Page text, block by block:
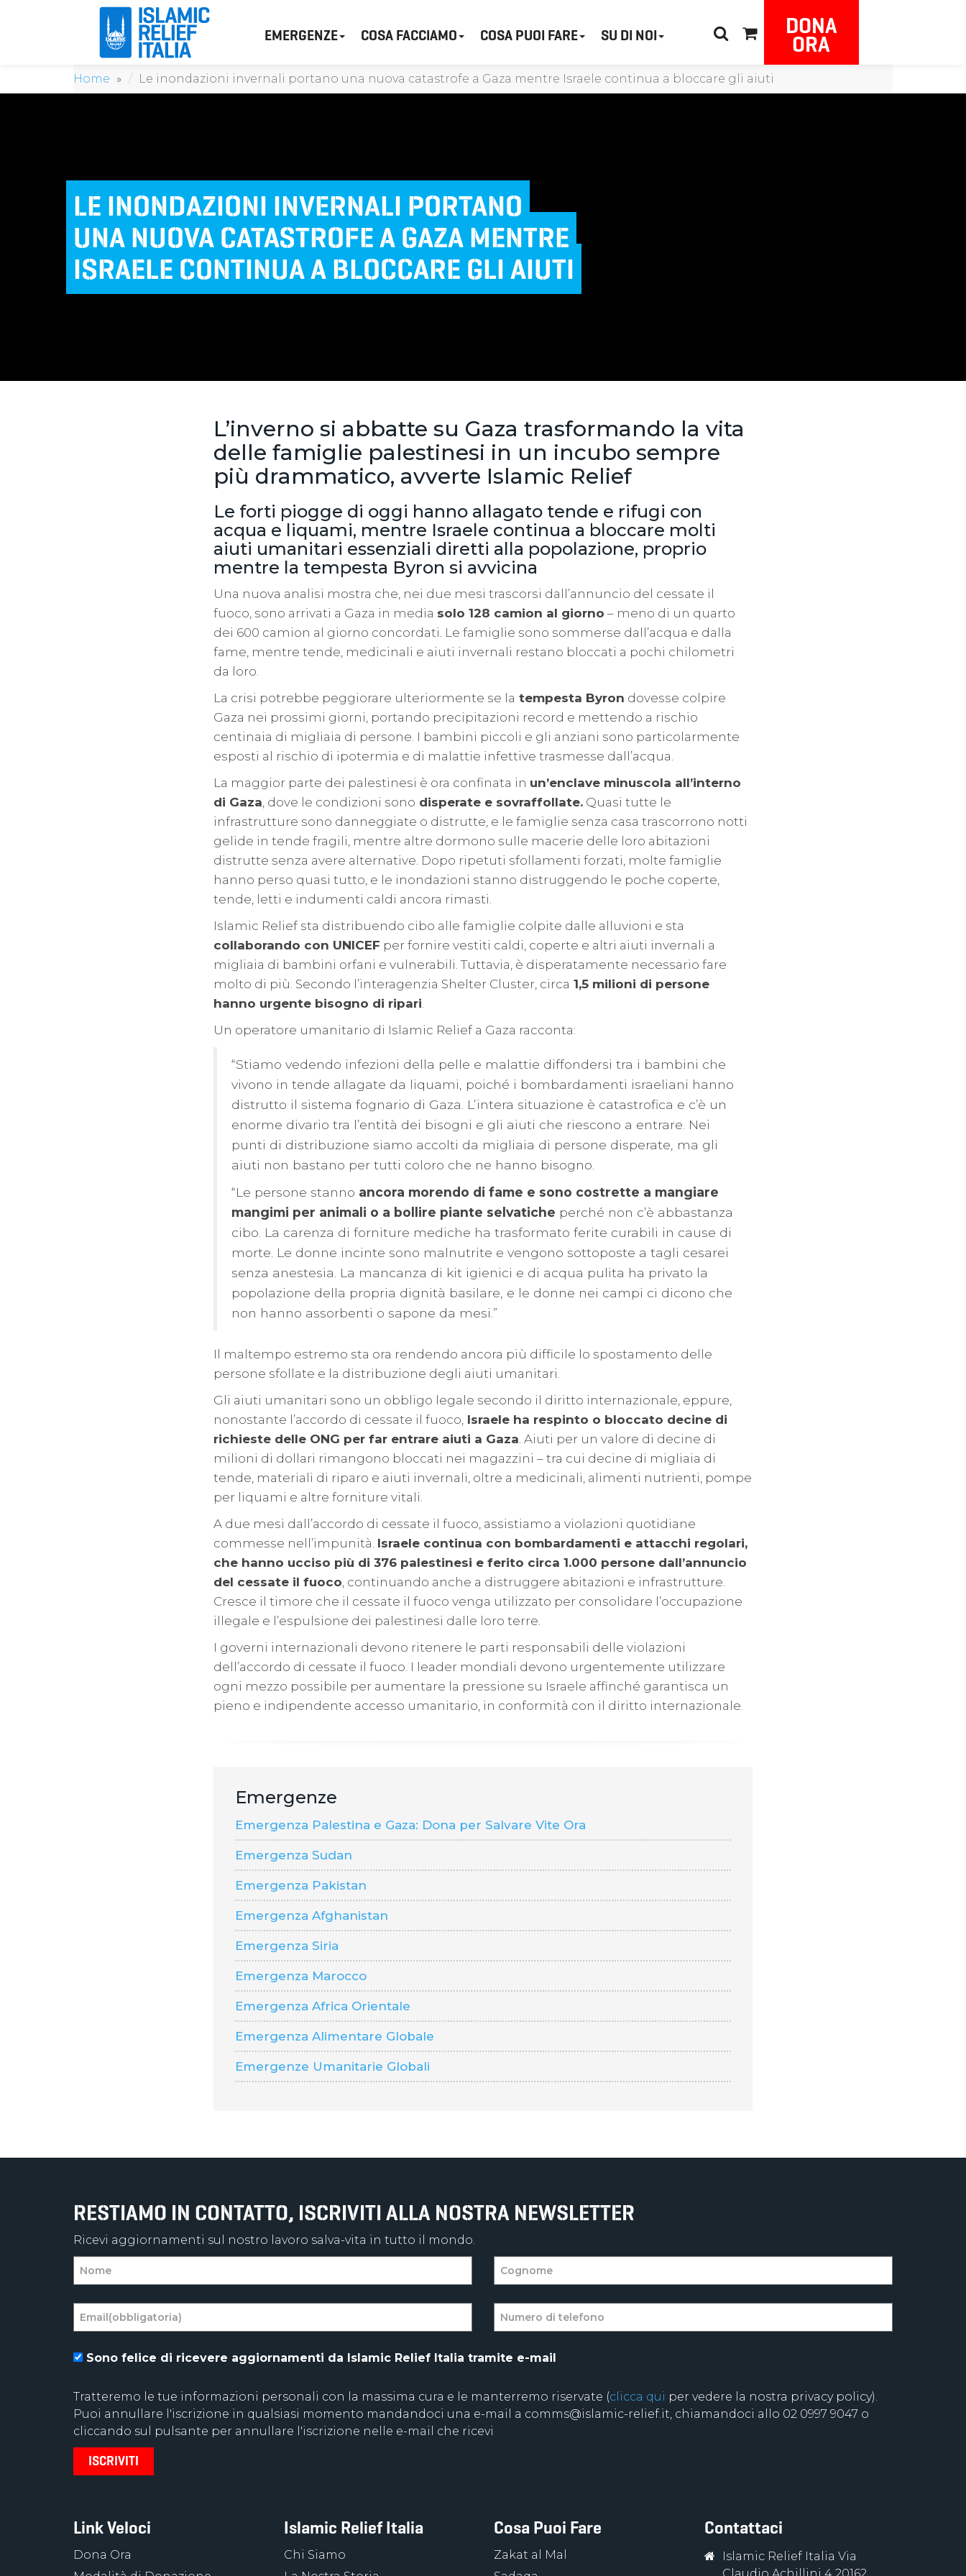
EMERGENZE COSA FACCIAMO COSA PUOI FARE SU DI NOI DONA
ORA
Home Le inondazioni invernali portano una nuova catastrofe a Gaza mentre Israele continua a bloccare gli aiuti
LE INONDAZIONI INVERNALI PORTANO
UNA NUOVA CATASTROFE A GAZA MENTRE
ISRAELE CONTINUA A BLOCCARE GLI AIUTI
L’inverno si abbatte su Gaza trasformando la vita
delle famiglie palestinesi in un incubo sempre
più drammatico, avverte Islamic Relief
Le forti piogge di oggi hanno allagato tende e rifugi con
acqua e liquami, mentre Israele continua a bloccare molti
aiuti umanitari essenziali diretti alla popolazione, proprio
mentre la tempesta Byron si avvicina
Una nuova analisi mostra che, nei due mesi trascorsi dall’annuncio del cessate il
fuoco, sono arrivati a Gaza in media solo 128 camion al giorno – meno di un quarto
dei 600 camion al giorno concordati. Le famiglie sono sommerse dall’acqua e dalla
fame, mentre tende, medicinali e aiuti invernali restano bloccati a pochi chilometri
da loro.
La crisi potrebbe peggiorare ulteriormente se la tempesta Byron dovesse colpire
Gaza nei prossimi giorni, portando precipitazioni record e mettendo a rischio
centinaia di migliaia di persone. I bambini piccoli e gli anziani sono particolarmente
esposti al rischio di ipotermia e di malattie infettive trasmesse dall’acqua.
La maggior parte dei palestinesi è ora confinata in un’enclave minuscola all’interno
di Gaza, dove le condizioni sono disperate e sovraffollate. Quasi tutte le
infrastrutture sono danneggiate o distrutte, e le famiglie senza casa trascorrono notti
gelide in tende fragili, mentre altre dormono sulle macerie delle loro abitazioni
distrutte senza avere alternative. Dopo ripetuti sfollamenti forzati, molte famiglie
hanno perso quasi tutto, e le inondazioni stanno distruggendo le poche coperte,
tende, letti e indumenti caldi ancora rimasti.
Islamic Relief sta distribuendo cibo alle famiglie colpite dalle alluvioni e sta
collaborando con UNICEF per fornire vestiti caldi, coperte e altri aiuti invernali a
migliaia di bambini orfani e vulnerabili. Tuttavia, è disperatamente necessario fare
molto di più. Secondo l’interagenzia Shelter Cluster, circa 1,5 milioni di persone
hanno urgente bisogno di ripari.
Un operatore umanitario di Islamic Relief a Gaza racconta:
“Stiamo vedendo infezioni della pelle e malattie diffondersi tra i bambini che
vivono in tende allagate da liquami, poiché i bombardamenti israeliani hanno
distrutto il sistema fognario di Gaza. L’intera situazione è catastrofica e c’è un
enorme divario tra l’entità dei bisogni e gli aiuti che riescono a entrare. Nei
punti di distribuzione siamo accolti da migliaia di persone disperate, ma gli
aiuti non bastano per tutti coloro che ne hanno bisogno.
“Le persone stanno ancora morendo di fame e sono costrette a mangiare
mangimi per animali o a bollire piante selvatiche perché non c’è abbastanza
cibo. La carenza di forniture mediche ha trasformato ferite curabili in cause di
morte. Le donne incinte sono malnutrite e vengono sottoposte a tagli cesarei
senza anestesia. La mancanza di kit igienici e di acqua pulita ha privato la
popolazione della propria dignità basilare, e le donne nei campi ci dicono che
non hanno assorbenti o sapone da mesi.”
Il maltempo estremo sta ora rendendo ancora più difficile lo spostamento delle
persone sfollate e la distribuzione degli aiuti umanitari.
Gli aiuti umanitari sono un obbligo legale secondo il diritto internazionale, eppure,
nonostante l’accordo di cessate il fuoco, Israele ha respinto o bloccato decine di
richieste delle ONG per far entrare aiuti a Gaza. Aiuti per un valore di decine di
milioni di dollari rimangono bloccati nei magazzini – tra cui decine di migliaia di
tende, materiali di riparo e aiuti invernali, oltre a medicinali, alimenti nutrienti, pompe
per liquami e altre forniture vitali.
A due mesi dall’accordo di cessate il fuoco, assistiamo a violazioni quotidiane
commesse nell’impunità. Israele continua con bombardamenti e attacchi regolari,
che hanno ucciso più di 376 palestinesi e ferito circa 1.000 persone dall’annuncio
del cessate il fuoco, continuando anche a distruggere abitazioni e infrastrutture.
Cresce il timore che il cessate il fuoco venga utilizzato per consolidare l’occupazione
illegale e l’espulsione dei palestinesi dalle loro terre.
I governi internazionali devono ritenere le parti responsabili delle violazioni
dell’accordo di cessate il fuoco. I leader mondiali devono urgentemente utilizzare
ogni mezzo possibile per aumentare la pressione su Israele affinché garantisca un
pieno e indipendente accesso umanitario, in conformità con il diritto internazionale.
Emergenze
Emergenza Palestina e Gaza: Dona per Salvare Vite Ora
Emergenza Sudan
Emergenza Pakistan
Emergenza Afghanistan
Emergenza Siria
Emergenza Marocco
Emergenza Africa Orientale
Emergenza Alimentare Globale
Emergenze Umanitarie Globali
RESTIAMO IN CONTATTO, ISCRIVITI ALLA NOSTRA NEWSLETTER
Ricevi aggiornamenti sul nostro lavoro salva-vita in tutto il mondo.
Sono felice di ricevere aggiornamenti da Islamic Relief Italia tramite e-mail
Tratteremo le tue informazioni personali con la massima cura e le manterremo riservate (clicca qui per vedere la nostra privacy policy).
Puoi annullare l'iscrizione in qualsiasi momento mandandoci una e-mail a comms@islamic-relief.it, chiamandoci allo 02 0997 9047 o
cliccando sul pulsante per annullare l'iscrizione nelle e-mail che ricevi
Link Veloci
Dona Ora
Islamic Relief Italia
Chi Siamo
Cosa Puoi Fare
Zakat al Mal
Contattaci
Islamic Relief Italia Via